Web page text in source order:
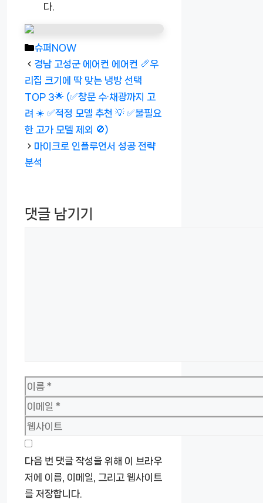
다.
카
테
고
리
슈퍼NOW
경남 고성군 에어컨 에어컨 📏우
리집 크기에 딱 맞는 냉방 선택
TOP 3🌟 (✅창문 수·채광까지 고
려 ☀️ ✅적정 모델 추천 💡 ✅불필요
한 고가 모델 제외 🚫)
마이크로 인플루언서 성공 전략
분석
댓글 남기기
이
름
이
메
일
웹
사
이
트
다음 번 댓글 작성을 위해 이 브라우
저에 이름, 이메일, 그리고 웹사이트
를 저장합니다.